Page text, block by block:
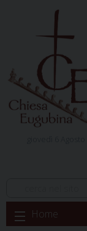
Skip
to
Home